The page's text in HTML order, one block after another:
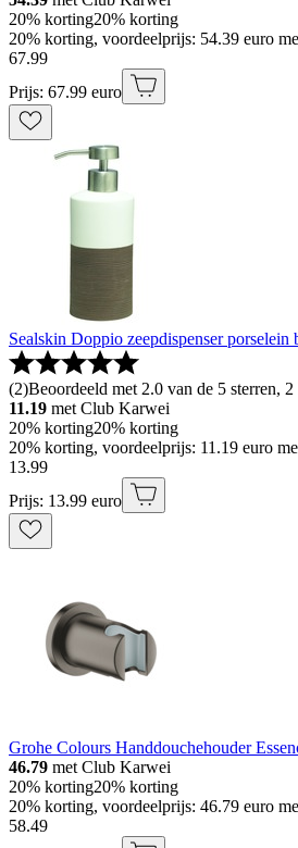
20% korting20% korting
20% korting, voordeelprijs: 54.39 euro
67.99
Prijs: 67.99 euro
Sealskin Doppio zeepdispenser porselein
(2)Beoordeeld met 2.0 van de 5 sterren,
11.19 met Club Karwei
20% korting20% korting
20% korting, voordeelprijs: 11.19 euro
13.99
Prijs: 13.99 euro
Grohe Colours Handdouchehouder
46.79 met Club Karwei
20% korting20% korting
20% korting, voordeelprijs: 46.79 euro
58.49